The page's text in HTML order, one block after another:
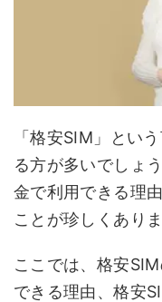
「格安SIM」とい
る方が多いでしょ
金で利用できる理
ことが珍しくありま
ここでは、格安
できる理由、格安